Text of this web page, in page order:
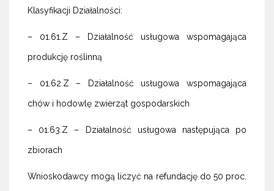
Klasyfikacji Działalności:
– 01.61.Z – Działalność usługowa wspomagająca
produkcję roślinną
– 01.62.Z – Działalność usługowa wspomagająca
chów i hodowlę zwierząt gospodarskich
– 01.63.Z – Działalność usługowa następująca po
zbiorach
Wnioskodawcy mogą liczyć na refundację do 50 proc.